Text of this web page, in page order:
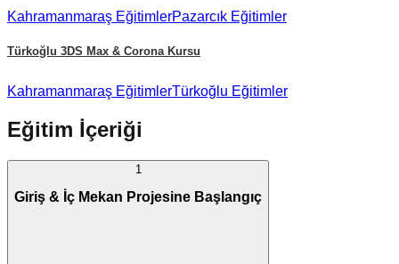
Kahramanmaraş EğitimlerPazarcık Eğitimler
Türkoğlu 3DS Max & Corona Kursu
Kahramanmaraş EğitimlerTürkoğlu Eğitimler
Eğitim İçeriği
1
Giriş & İç Mekan Projesine Başlangıç